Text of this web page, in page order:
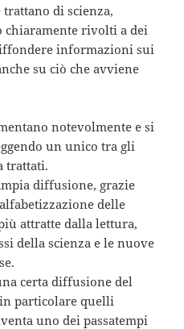
di scienza,
chiaramente rivolti a dei
informazioni sui
su ciò che avviene
notevolmente e si
un unico tra gli
trattati.
diffusione, grazie
delle
attratte dalla lettura,
della scienza e le nuove
certa diffusione del
particolare quelli
uno dei passatempi